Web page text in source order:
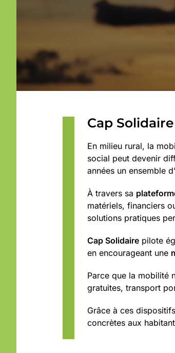
Cap
En milieu rural, la
social peut devenir
années un ensemble
À travers sa
matériels, financiers
solutions pratiques
Cap Solidaire pilote
en encourageant une
Parce que la mobilité
gratuites, transport
Grâce à ces
concrètes aux